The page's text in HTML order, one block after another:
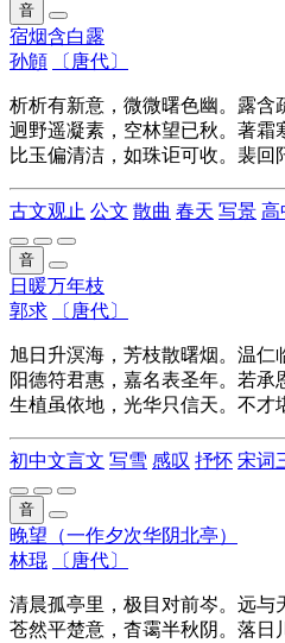
音
宿烟含白露
孙頠
〔唐代〕
析析有新意，微微曙色幽。露含
迥野遥凝素，空林望已秋。著霜
比玉偏清洁，如珠讵可收。裴回
古文观止 公文 散曲 春天 写景 高
音
日暖万年枝
郭求
〔唐代〕
旭日升溟海，芳枝散曙烟。温仁
阳德符君惠，嘉名表圣年。若承
生植虽依地，光华只信天。不才
初中文言文 写雪 感叹 抒怀 宋词
音
晚望（一作夕次华阴北亭）
林琨
〔唐代〕
清晨孤亭里，极目对前岑。远与
苍然平楚意，杳霭半秋阴。落日